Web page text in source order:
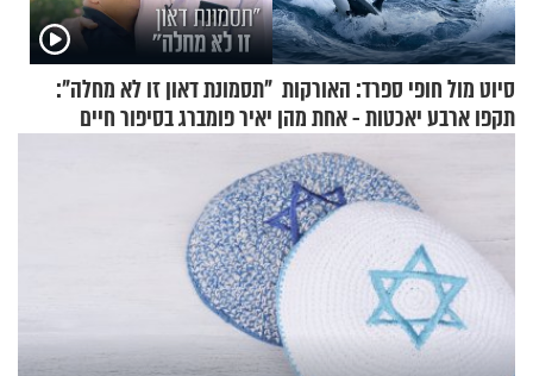
סיוט מול חופי ספרד: האורקות
תקפו ארבע יאכטות - אחת מהן
"תסמונת דאון זו לא מחלה":
יאיר פומברג בסיפור חיים